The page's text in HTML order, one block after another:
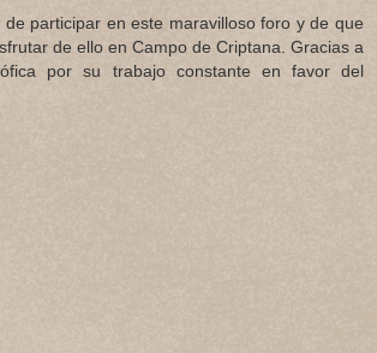
de participar en este maravilloso foro y de que
de ello en Campo de Criptana. Gracias a
por su trabajo constante en favor del